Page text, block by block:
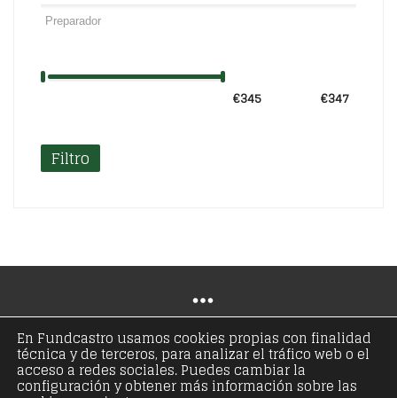
€345 €347
Filtro
© Copyright 2021 - Fundación José Antonio de
Castro - Todos los derechos reservados
En Fundcastro usamos cookies propias con finalidad
técnica y de terceros, para analizar el tráfico web o el
acceso a redes sociales. Puedes cambiar la
configuración y obtener más información sobre las